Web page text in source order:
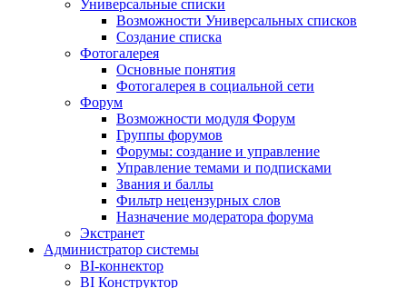
Универсальные списки
Возможности Универсальных списков
Создание списка
Фотогалерея
Основные понятия
Фотогалерея в социальной сети
Форум
Возможности модуля Форум
Группы форумов
Форумы: создание и управление
Управление темами и подписками
Звания и баллы
Фильтр нецензурных слов
Назначение модератора форума
Экстранет
Администратор системы
BI-коннектор
BI Конструктор